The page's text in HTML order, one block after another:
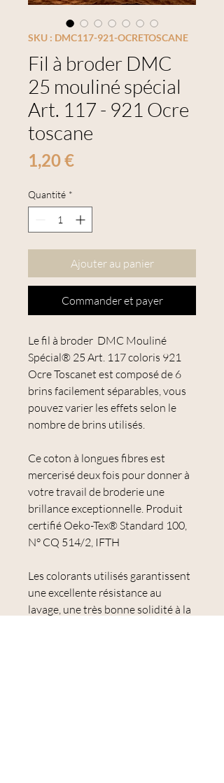
SKU : DMC117-921-OCRETOSCANE
Fil à broder DMC
25 mouliné spécial
Art. 117 - 921 Ocre
toscane
1,20 €Prix
Quantité *
Ajouter au panier
Commander et payer
Le fil à broder DMC Mouliné
Spécial® 25 Art. 117 coloris 921
Ocre Toscanet est composé de 6
brins facilement séparables, vous
pouvez varier les effets selon le
nombre de brins utilisés.
Ce coton à longues fibres est
mercerisé deux fois pour donner à
votre travail de broderie une
brillance exceptionnelle. Produit
certifié Oeko-Tex® Standard 100,
N° CQ 514/2, IFTH
Les colorants utilisés garantissent
une excellente résistance au
lavage, une très bonne solidité à la